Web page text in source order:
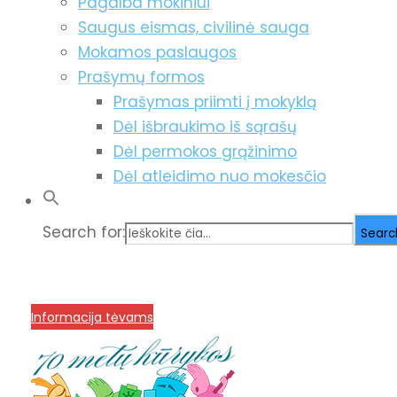
Saugus eismas, civilinė sauga
Mokamos paslaugos
Prašymų formos
Prašymas priimti į mokyklą
Dėl išbraukimo iš sąrašų
Dėl permokos grąžinimo
Dėl atleidimo nuo mokesčio
Search for:
Informacija tėvams